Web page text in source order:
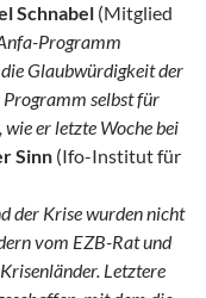
Schnabel (Mitglied
Programm
Glaubwürdigkeit der
Programm selbst für
er letzte Woche bei
Sinn (Ifo-Institut für
der Krise wurden nicht
vom EZB-Rat und
Letztere